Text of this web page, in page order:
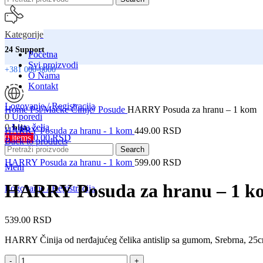
24 Support
+381 000-0000
Srbija
Isporuka na adresu
Meni
Logovanje / Registracija
Kategorije
Početna
Svi proizvodi
O Nama
Kontakt
Logovanje / Registracija
0 Uporedi
0Lista želja
0items 0.00RSD
Search
Click to enlarge
HomePsi/MačkeČinije/ Posude HARRY Posuda za hranu – 1 kom
HARRY Posuda za hranu - 1 kom 449.00 RSD
Back to products
HARRY Posuda za hranu - 1 kom 599.00 RSD
HARRY Posuda za hranu – 1
539.00 RSD
HARRY Činija od nerđajućeg čelika antislip sa gumom, Srebrna,
HARRY